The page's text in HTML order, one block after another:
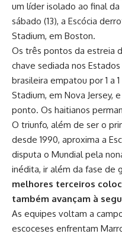
um líder isolado ao final
sábado (13), a Escócia
Stadium, em Boston.
Os três pontos da estreia
chave sediada nos
brasileira empatou por 1 a
Stadium, em Nova Jersey,
ponto. Os haitianos
O triunfo, além de ser o
desde 1990, aproxima a
disputa o Mundial pela
inédita, ir além da fase de
melhores terceiros
também avançam à
As equipes voltam a
escoceses enfrentam